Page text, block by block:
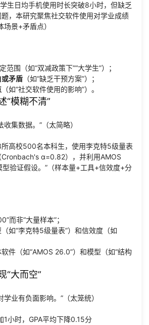
学生日均手机使用时长突破8小时，但缺乏
，本研究聚焦社交软件使用对学业成绩
场景+矛盾点）
范围（如“双减政策下”“大学生”）；
矛盾 （如“缺乏干预方案”）；
（如“社交软件使用的影响”）。
“模糊不清”
集数据。”（太简略）
高校500名本科生，使用李克特5级量表
α=0.82），并利用AMOS
验证假设。”（样本量+工具+信效度+分
而非“大量样本”；
如“李克特5级量表”）和信效度（如
件（如“AMOS 26.0”）和模型（如“结构
“大而空”
业有负面影响。”（太笼统）
1小时，GPA平均下降0.15分